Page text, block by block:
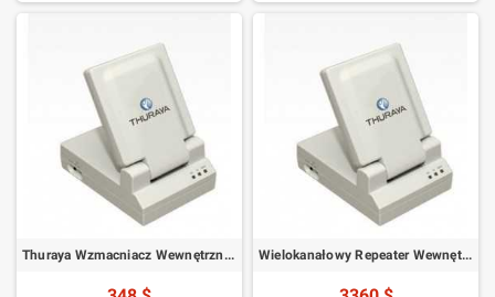
Thuraya Wzmacniacz Wewnętrzny Jednokanałowy Wielokanałowy Repeater Wewnętrzny Thuraya